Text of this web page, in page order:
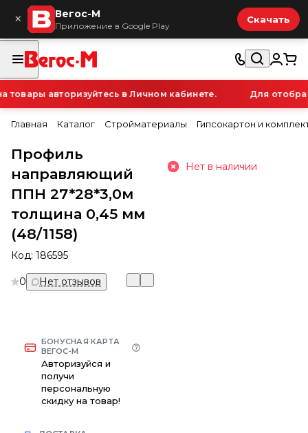
× Вегос-М
Приложение в Google Play
Скачать
авторизуйтесь в Личном кабинете. Для
Главная Каталог Стройматериалы Гипсокартон и
Профиль
направляющий
ППН 27*28*3,0м
толщина 0,45 мм
(48/1158)
Код: 186595
0 Нет отзывов
БОНУСНАЯ КАРТА
ВЕГОС-М
Авторизуйся и
получи
персональную
скидку на товар!
Нет в наличии